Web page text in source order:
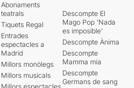
Abonaments
teatrals
Tiquets Regal
Entrades
espectacles a
Madrid
Millors monòlegs
Millors musicals
Descompte El
Mago Pop 'Nada
es imposible'
Descompte Ànima
Descompte
Mamma mia
Descompte
Germans de sang